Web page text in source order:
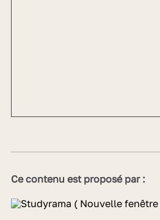
Ce contenu est proposé par :